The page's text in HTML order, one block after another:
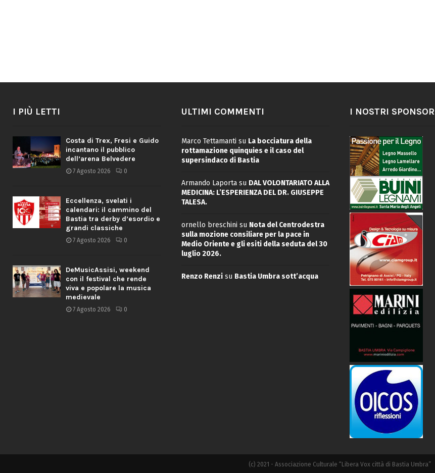
I PIÙ LETTI
Costa di Trex, Fresi e Guido
incantano il pubblico
dell’arena Belvedere
7 Agosto 2026 0
Eccellenza, svelati i
calendari: il cammino del
Bastia tra derby d’esordio e
grandi classiche
7 Agosto 2026 0
DeMusicAssisi, weekend
con il festival che rende
viva e popolare la musica
medievale
7 Agosto 2026 0
ULTIMI COMMENTI
Marco Tettamanti su La bocciatura della
rottamazione quinquies e il caso del
supersindaco di Bastia
Armando Laportasu DAL VOLONTARIATO ALLA
MEDICINA: L’ESPERIENZA DEL DR. GIUSEPPE
TALESA.
ornello breschini su Nota del Centrodestra
sulla mozione consiliare per la pace in
Medio Oriente e gli esiti della seduta del 30
luglio 2026.
Renzo Renzisu Bastia Umbra sott’acqua
I NOSTRI SPONSOR
(c) 2021 - Associazione Culturale “Libera Vox città di Bastia Umbra”